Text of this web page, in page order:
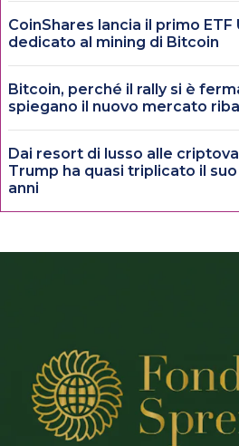
CoinShares lancia il primo
dedicato al mining di Bitcoin
Bitcoin, perché il rally si è
spiegano il nuovo mercato
Dai resort di lusso alle
Trump ha quasi triplicato il
anni